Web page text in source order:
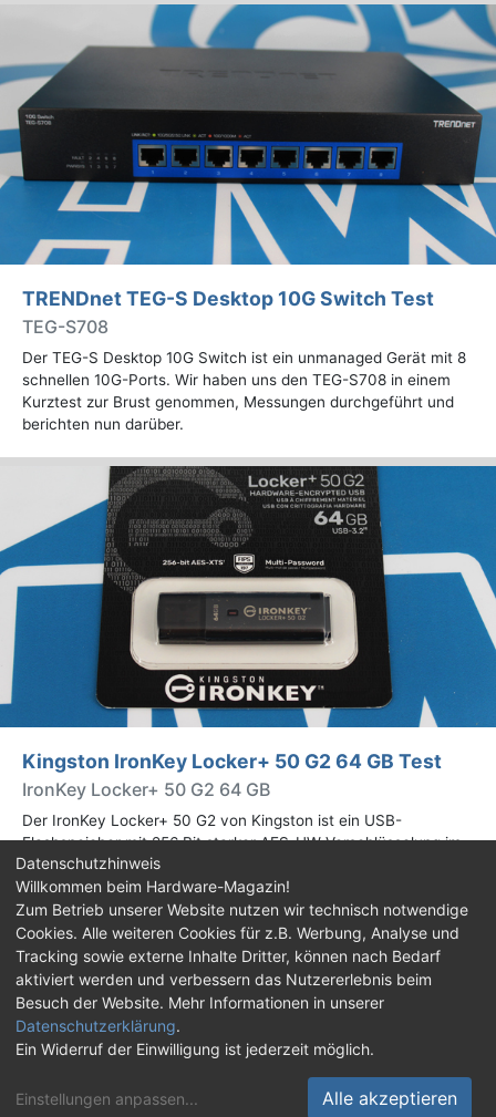
TRENDnet TEG-S Desktop 10G Switch Test
TEG-S708
Der TEG-S Desktop 10G Switch ist ein unmanaged Gerät mit 8
schnellen 10G-Ports. Wir haben uns den TEG-S708 in einem
Kurztest zur Brust genommen, Messungen durchgeführt und
berichten nun darüber.
Kingston IronKey Locker+ 50 G2 64 GB Test
IronKey Locker+ 50 G2 64 GB
Der IronKey Locker+ 50 G2 von Kingston ist ein USB-
Flashspeicher mit 256 Bit starker AES-HW-Verschlüsselung im
XTS-Modus. Wir haben das 64-GB-Modell im Praxistest
genauer begutachtet.
Impressum| Kontakt |Jobs |Datenschutz |
Consent‑Einstellungen |Haftungsausschluss
Feed Facebook
Twitch
Discord
© Copyright 2001 - 2026 Hardware-Magazin
Datenschutzhinweis
Willkommen beim Hardware-Magazin!
Zum Betrieb unserer Website nutzen wir technisch notwendige
Cookies. Alle weiteren Cookies für z.B. Werbung, Analyse und
Tracking sowie externe Inhalte Dritter, können nach Bedarf
aktiviert werden und verbessern das Nutzererlebnis beim
Besuch der Website. Mehr Informationen in unserer
Datenschutzerklärung.
Ein Widerruf der Einwilligung ist jederzeit möglich.
Einstellungen anpassen... Alle akzeptieren